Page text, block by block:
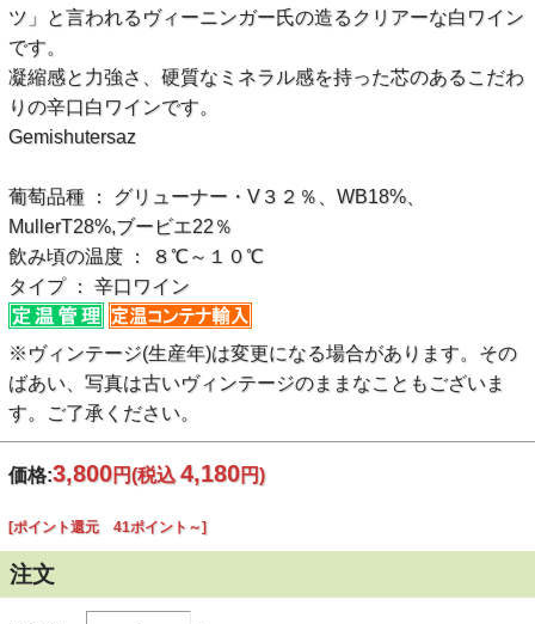
ツ」と言われるヴィーニンガー氏の造るクリアーな白ワイン
です。
凝縮感と力強さ、硬質なミネラル感を持った芯のあるこだわ
りの辛口白ワインです。
Gemishutersaz
葡萄品種 ： グリューナー・V３２％、WB18%、
MullerT28%,ブービエ22％
飲み頃の温度 ： ８℃～１０℃
タイプ ： 辛口ワイン
※ヴィンテージ(生産年)は変更になる場合があります。その
ばあい、写真は古いヴィンテージのままなこともございま
す。ご了承ください。
価格:3,800円(税込 4,180円)
[ポイント還元 41ポイント～]
注文